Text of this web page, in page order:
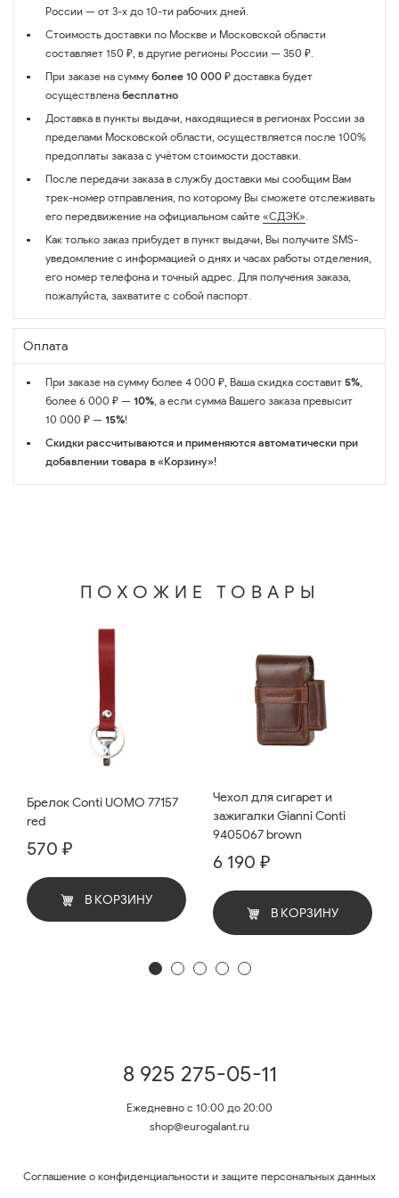
России — от 3-х до 10-ти рабочих дней.
Стоимость доставки по Москве и Московской области
составляет 150 ₽, в другие регионы России — 350 ₽.
При заказе на сумму более 10 000 ₽ доставка будет
осуществлена бесплатно
Доставка в пункты выдачи, находящиеся в регионах России за
пределами Московской области, осуществляется после 100%
предоплаты заказа с учётом стоимости доставки.
После передачи заказа в службу доставки мы сообщим Вам
трек-номер отправления, по которому Вы сможете отслеживать
его передвижение на официальном сайте «СДЭК».
Как только заказ прибудет в пункт выдачи, Вы получите SMS-
уведомление с информацией о днях и часах работы отделения,
его номер телефона и точный адрес. Для получения заказа,
пожалуйста, захватите с собой паспорт.
Оплата
При заказе на сумму более 4 000 ₽, Ваша скидка составит 5%,
более 6 000 ₽ — 10%, а если сумма Вашего заказа превысит
10 000 ₽ — 15%!
Скидки рассчитываются и применяются автоматически при
добавлении товара в «Корзину»!
ПОХОЖИЕ ТОВАРЫ
Брелок Conti UOMO 77157
red
570 ₽
В КОРЗИНУ
Чехол для сигарет и
зажигалки Gianni Conti
9405067 brown
6 190 ₽
В КОРЗИНУ
8 925 275-05-11
Ежедневно с 10:00 до 20:00
shop@eurogalant.ru
Соглашение о конфиденциальности и защите персональных данных